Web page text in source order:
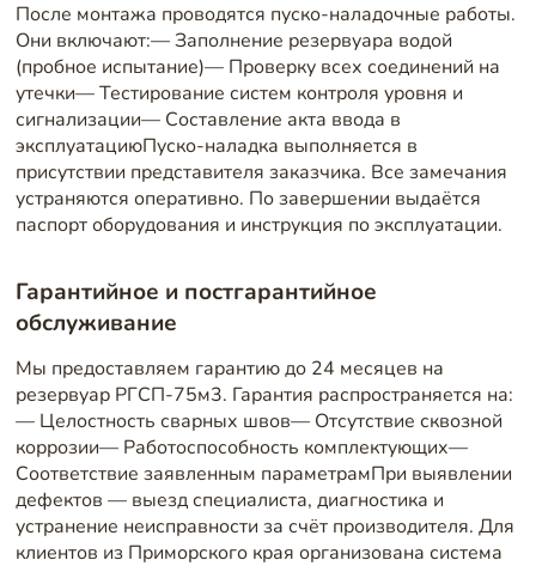
После монтажа проводятся пуско-наладочные работы.
Они включают:— Заполнение резервуара водой
(пробное испытание)— Проверку всех соединений на
утечки— Тестирование систем контроля уровня и
сигнализации— Составление акта ввода в
эксплуатациюПуско-наладка выполняется в
присутствии представителя заказчика. Все замечания
устраняются оперативно. По завершении выдаётся
паспорт оборудования и инструкция по эксплуатации.
Гарантийное и постгарантийное
обслуживание
Мы предоставляем гарантию до 24 месяцев на
резервуар РГСП-75м3. Гарантия распространяется на:
— Целостность сварных швов— Отсутствие сквозной
коррозии— Работоспособность комплектующих—
Соответствие заявленным параметрамПри выявлении
дефектов — выезд специалиста, диагностика и
устранение неисправности за счёт производителя. Для
клиентов из Приморского края организована система